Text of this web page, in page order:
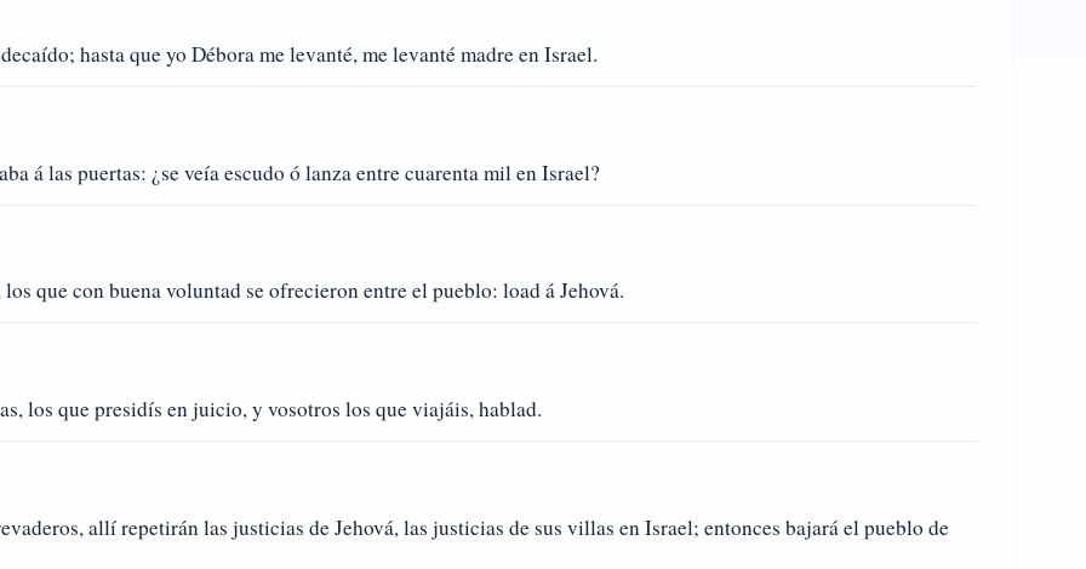
hasta que yo Débora me levanté, me levanté madre en Israel.
á las puertas: ¿se veía escudo ó lanza entre cuarenta mil en Israel?
que con buena voluntad se ofrecieron entre el pueblo: load á Jehová.
los que presidís en juicio, y vosotros los que viajáis, hablad.
allí repetirán las justicias de Jehová, las justicias de sus villas en Israel; entonces bajará el pueblo de